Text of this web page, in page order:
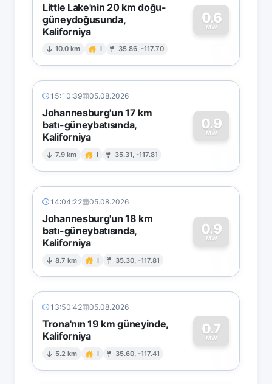
Little Lake'nin 20 km doğu-
güneydoğusunda,
Kaliforniya
10.0 km I 35.86, -117.70
0.6
MW
0
15:10:39 05.08.2026
Johannesburg'un 17 km
batı-güneybatısında,
Kaliforniya
7.9 km I 35.31, -117.81
0.9
MW
0
14:04:22 05.08.2026
Johannesburg'un 18 km
batı-güneybatısında,
Kaliforniya
8.7 km I 35.30, -117.81
0.9
MW
0
13:50:42 05.08.2026
Trona'nın 19 km güneyinde,
Kaliforniya
5.2 km I 35.60, -117.41
0.7
MW
0